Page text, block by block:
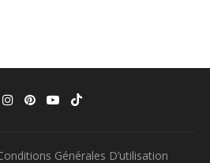
Générales D’utilisation